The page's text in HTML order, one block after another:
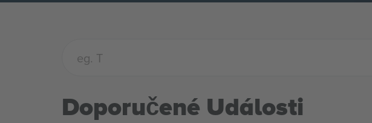
Doporučené Události